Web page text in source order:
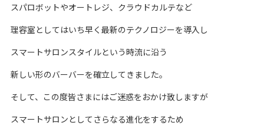
スパロボットやオートレジ、クラウドカルテなど
理容室としてはいち早く最新のテクノロジーを導入し
スマートサロンスタイルという時流に沿う
新しい形のバーバーを確立してきました。
そして、この度皆さまにはご迷惑をおかけ致しますが
スマートサロンとしてさらなる進化をするため